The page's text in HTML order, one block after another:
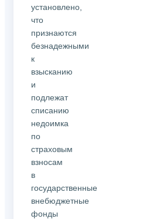
установлено,
что
признаются
безнадежными
к
взысканию
и
подлежат
списанию
недоимка
по
страховым
взносам
в
государственные
внебюджетные
фонды